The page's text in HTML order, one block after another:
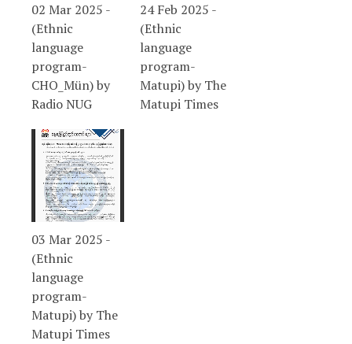
02 Mar 2025 -
(Ethnic
language
program-
CHO_Mün) by
Radio NUG
24 Feb 2025 -
(Ethnic
language
program-
Matupi) by The
Matupi Times
03 Mar 2025 -
(Ethnic
language
program-
Matupi) by The
Matupi Times